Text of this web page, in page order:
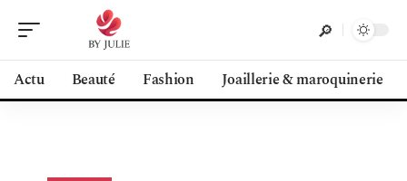
Actu Beauté Fashion Joaillerie & maroquinerie